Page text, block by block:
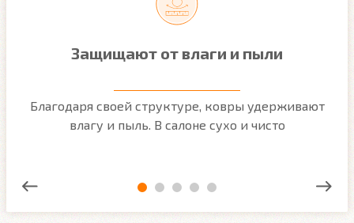
Защищают от влаги и пыли
Благодаря своей структуре, ковры удерживают
влагу и пыль. В салоне сухо и чисто